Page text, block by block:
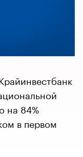
на 84%
в первом